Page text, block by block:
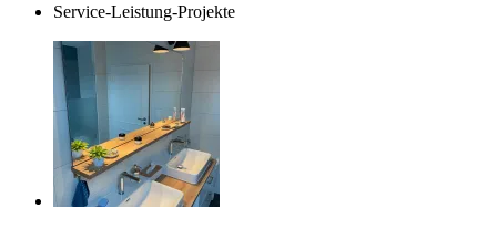
Service-Leistung-Projekte